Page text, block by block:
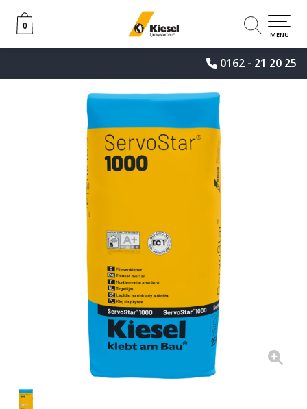
0162 - 21 20 25
0
0
MENU